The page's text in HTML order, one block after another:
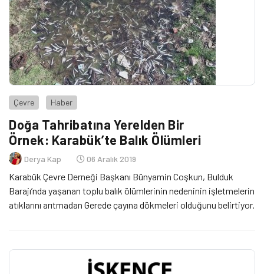
Çevre Haber
Doğa Tahribatına Yerelden Bir
Örnek: Karabük’te Balık Ölümleri
Derya Kap 06 Aralık 2019
Karabük Çevre Derneği Başkanı Bünyamin Coşkun, Bulduk
Barajı’nda yaşanan toplu balık ölümlerinin nedeninin işletmelerin
atıklarını arıtmadan Gerede çayına dökmeleri olduğunu belirtiyor.